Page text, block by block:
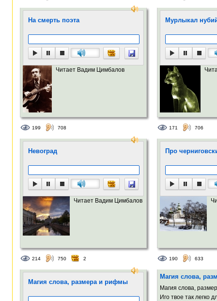
На смерть поэта
Читает Вадим Цимбалов
199 708
Мурлыкал
171 706
Невоград
Читает Вадим Цимбалов
214 750 2
Про
190 633
Магия слова, размера и рифмы
Магия слова,
Магия слова,
Иго твое так легко